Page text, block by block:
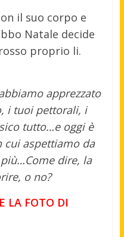
il suo corpo e
Natale decide
proprio li.
apprezzato
i tuoi pettorali, i
tutto…e oggi è
cui aspettiamo da
dire, la
o no?
LA FOTO DI